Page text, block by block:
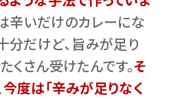
辛いだけのカレーにな
分だけど､旨みが足り
くさん受けたんです。そ
度は｢辛みが足りなく